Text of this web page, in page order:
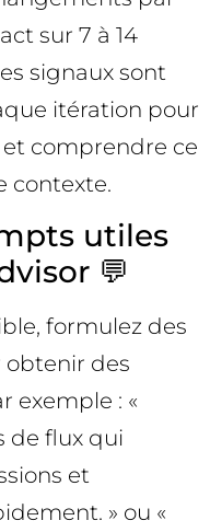
sur 7 à 14
signaux sont
itération pour
comprendre ce
contexte.
utiles
💬
formulez des
obtenir des
exemple : «
de flux qui
et
» ou «